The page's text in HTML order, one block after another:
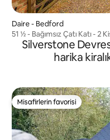
Daire - Bedford
51 ½ - Bağımsız Çatı Katı - 2
Silverstone
harika
Misafirlerin favorisi
Misafirlerin favorisi